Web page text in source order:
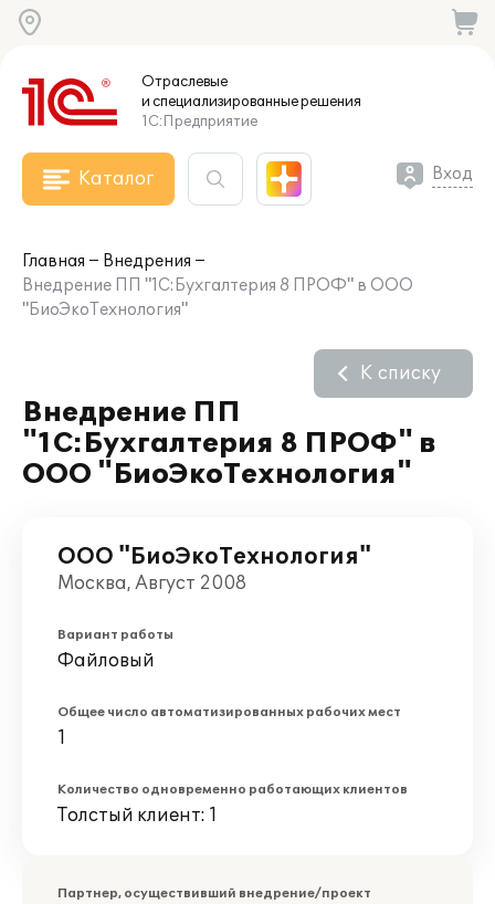
Отраслевые
и специализированныерешения
1С:Предприятие
Каталог Вход
Главная
Внедрения
Внедрение ПП "1С:Бухгалтерия 8 ПРОФ" в ООО
"БиоЭкоТехнология"
Внедрение ПП
"1С:Бухгалтерия 8 ПРОФ" в
ООО "БиоЭкоТехнология"
К списку
ООО "БиоЭкоТехнология"
Москва, Август 2008
Вариант работы
Файловый
Общее число автоматизированных рабочих мест
1
Количество одновременно работающих клиентов
Толстый клиент: 1
Партнер, осуществивший внедрение/проект